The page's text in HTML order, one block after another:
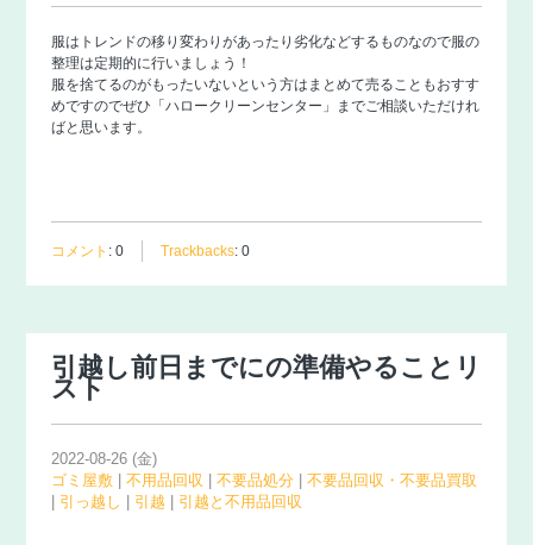
服はトレンドの移り変わりがあったり劣化などするものなので服の
整理は定期的に行いましょう！
服を捨てるのがもったいないという方はまとめて売ることもおすす
めですのでぜひ「ハロークリーンセンター 」までご相談いただけれ
ばと思います。
コメント : 0 Trackbacks: 0
引越し前日までにの準備やることリ
スト
2022-08-26 (金)
ゴミ屋敷| 不用品回収 不要品処分| 不要品回収・不要品買取
引っ越し 引越 引越と不用品回収